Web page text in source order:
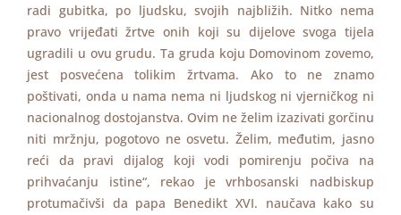
radi gubitka, po ljudsku, svojih najbližih. Nitko nema
pravo vrijeđati žrtve onih koji su dijelove svoga tijela
ugradili u ovu grudu. Ta gruda koju Domovinom zovemo,
jest posvećena tolikim žrtvama. Ako to ne znamo
poštivati, onda u nama nema ni ljudskog ni vjerničkog ni
nacionalnog dostojanstva. Ovim ne želim izazivati gorčinu
niti mržnju, pogotovo ne osvetu. Želim, međutim, jasno
reći da pravi dijalog koji vodi pomirenju počiva na
prihvaćanju istine“, rekao je vrhbosanski nadbiskup
protumačivši da papa Benedikt XVI. naučava kako su